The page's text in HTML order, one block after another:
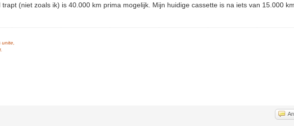
trapt (niet zoals ik) is 40.000 km prima mogelijk. Mijn huidige cassette is na iets van 15.000
unite,